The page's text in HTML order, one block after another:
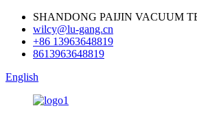
SHANDONG PAIJIN VACUUM
wilcy@lu-gang.cn
+86 13963648819
8613963648819
English